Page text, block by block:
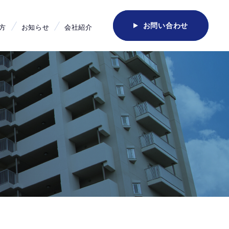
お知らせ 会社紹介 お問い合わせ